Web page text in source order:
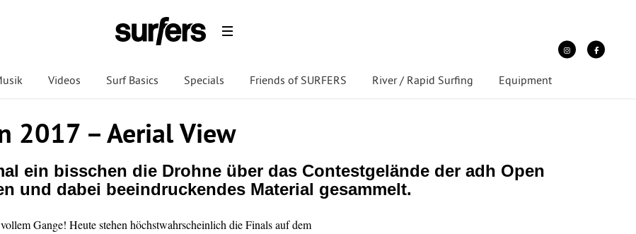
Videos Surf Basics Specials Friends of SURFERS River / Rapid Surfing Equipment
2017 – Aerial View
ein bisschen die Drohne über das Contestgelände der adh Open
und dabei beeindruckendes Material gesammelt.
Gange! Heute stehen höchstwahrscheinlich die Finals auf dem